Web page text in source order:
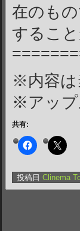
在のも
すること
※内容は
※アップ
共有:
投稿日 Clinema